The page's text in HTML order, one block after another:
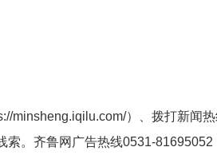
minsheng.iqilu.com/）、拨打新闻
索。齐鲁网广告热线0531-81695052